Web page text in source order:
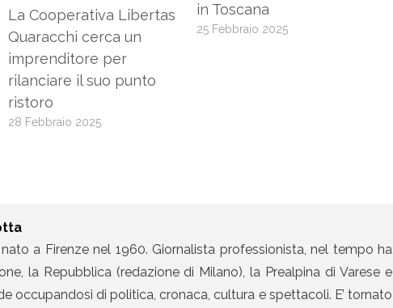
La Cooperativa Libertas
Quaracchi cerca un
imprenditore per
rilanciare il suo punto
ristoro
28 Febbraio 2025
in Toscana
25 Febbraio 2025
a Firenze nel 1960. Giornalista professionista, nel tempo ha
la Repubblica (redazione di Milano), la Prealpina di Varese e
occupandosi di politica, cronaca, cultura e spettacoli. E’ tornato